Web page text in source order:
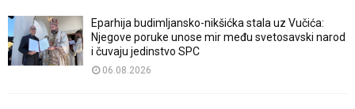
Eparhija budimljansko-nikšićka stala uz Vučića:
Njegove poruke unose mir među svetosavski narod
i čuvaju jedinstvo SPC
06.08.2026